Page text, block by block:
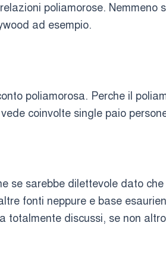
poliamorose. Nemmeno
ad esempio.
poliamorosa. Perche il
coinvolte single paio
se sarebbe dilettevole dato che
fonti neppure e base
totalmente discussi, se non